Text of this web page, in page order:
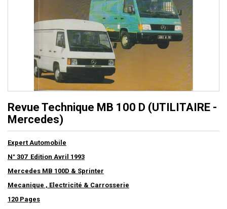
Revue Technique MB 100 D (UTILITAIRE -
Mercedes)
Expert Automobile
N° 307 Edition Avril 1993
Mercedes MB 100D & Sprinter
Mecanique , Electricité & Carrosserie
120 Pages